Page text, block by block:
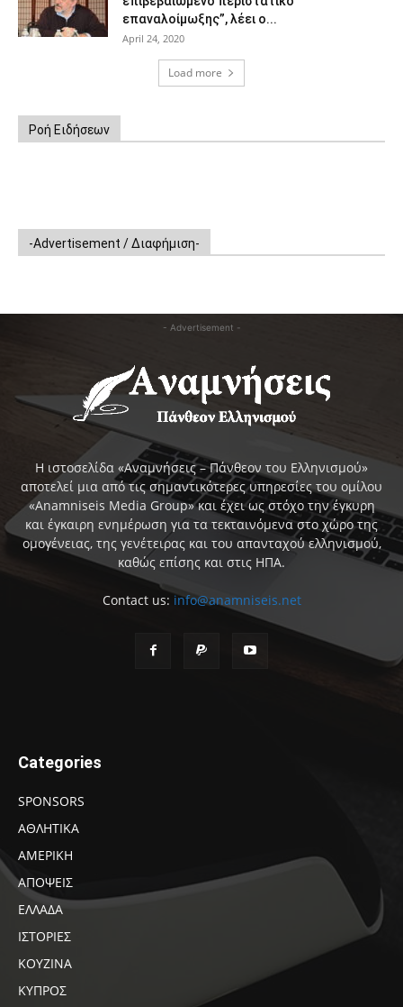
επαναλοίμωξης”, λέει ο...
April 24, 2020
Load more
Ροή Ειδήσεων
-Advertisement / Διαφήμιση-
- Advertisement -
Η ιστοσελίδα «Αναμνήσεις – Πάνθεον του Ελληνισμού»
αποτελεί μια από τις σημαντικότερες υπηρεσίες του ομίλου
«Anamniseis Media Group» και έχει ως στόχο την έγκυρη
και έγκαιρη ενημέρωση για τα τεκταινόμενα στο χώρο της
ομογένειας, της γενέτειρας και του απανταχού ελληνισμού,
καθώς επίσης και στις ΗΠΑ.
Contact us: info@anamniseis.net
Categories
SPONSORS
ΑΘΛΗΤΙΚΑ
ΑΜΕΡΙΚΗ
ΑΠΟΨΕΙΣ
ΕΛΛΑΔΑ
ΙΣΤΟΡΙΕΣ
ΚΟΥΖΙΝΑ
ΚΥΠΡΟΣ